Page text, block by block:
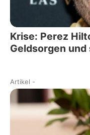
Krise: Perez
Geldsorgen
Artikel -